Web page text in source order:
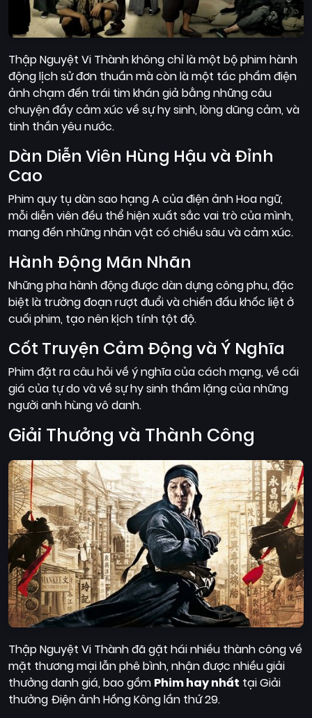
Thập Nguyệt Vi Thành không chỉ là một bộ phim hành
động lịch sử đơn thuần mà còn là một tác phẩm điện
ảnh chạm đến trái tim khán giả bằng những câu
chuyện đầy cảm xúc về sự hy sinh, lòng dũng cảm, và
tinh thần yêu nước.
Dàn Diễn Viên Hùng Hậu và Đỉnh
Cao
Phim quy tụ dàn sao hạng A của điện ảnh Hoa ngữ,
mỗi diễn viên đều thể hiện xuất sắc vai trò của mình,
mang đến những nhân vật có chiều sâu và cảm xúc.
Hành Động Mãn Nhãn
Những pha hành động được dàn dựng công phu, đặc
biệt là trường đoạn rượt đuổi và chiến đấu khốc liệt ở
cuối phim, tạo nên kịch tính tột độ.
Cốt Truyện Cảm Động và Ý Nghĩa
Phim đặt ra câu hỏi về ý nghĩa của cách mạng, về cái
giá của tự do và về sự hy sinh thầm lặng của những
người anh hùng vô danh.
Giải Thưởng và Thành Công
Thập Nguyệt Vi Thành đã gặt hái nhiều thành công về
mặt thương mại lẫn phê bình, nhận được nhiều giải
thưởng danh giá, bao gồm Phim hay nhất tại Giải
thưởng Điện ảnh Hồng Kông lần thứ 29.